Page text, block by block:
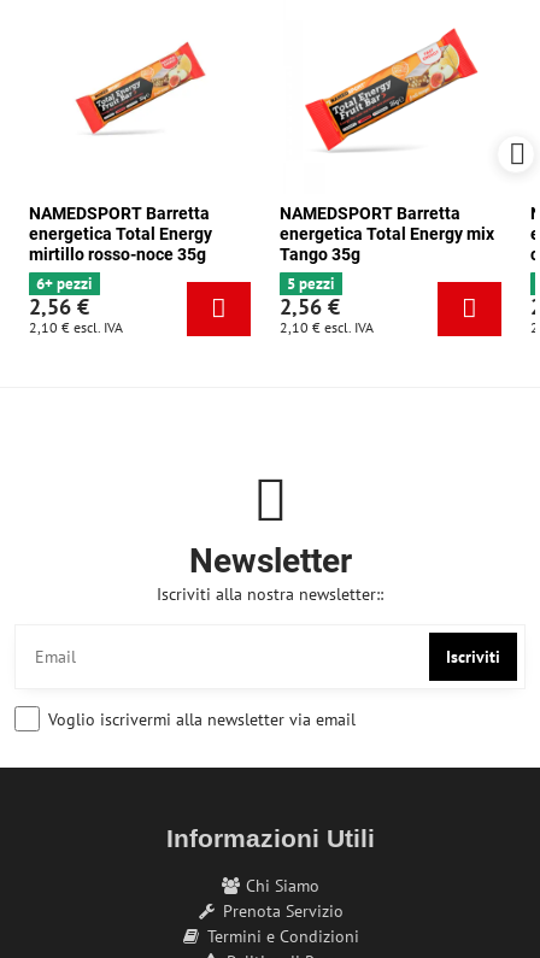
NAMEDSPORT Barretta
energetica Total Energy
mirtillo rosso-noce 35g
6+ pezzi
2,56 €
2,10 € escl. IVA
NAMEDSPORT Barretta
energetica Total Energy mix
Tango 35g
5 pezzi
2,56 €
2,10 € escl. IVA
Newsletter
Iscriviti alla nostra newsletter::
Iscriviti
Voglio iscrivermi alla newsletter via email
Informazioni Utili
Chi Siamo
Prenota Servizio
Termini e Condizioni